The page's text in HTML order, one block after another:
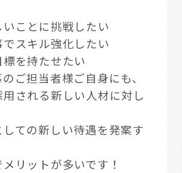
いことに挑戦したい
でスキル強化したい
標を持たせたい
ご担当者様ご自身にも、
用される新しい人材に対し
ての新しい待遇を発案す
リットが多いです！